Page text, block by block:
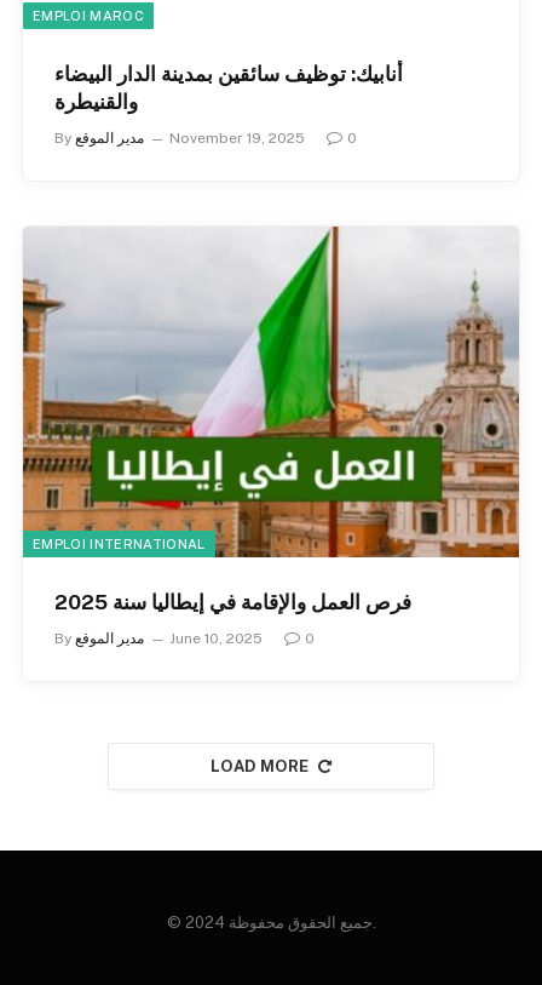
EMPLOI MAROC
أنابيك: توظيف سائقين بمدينة الدار البيضاء
والقنيطرة
By مدير الموقع November 19, 2025 0
EMPLOI INTERNATIONAL
فرص العمل والإقامة في إيطاليا سنة 2025
By مدير الموقع June 10, 2025 0
LOAD MORE